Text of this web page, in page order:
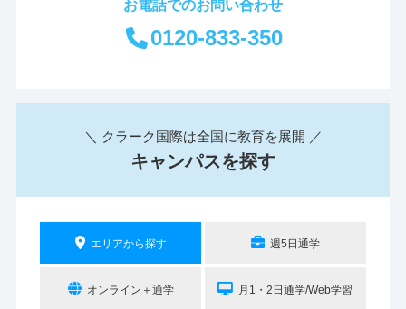
お電話でのお問い合わせ
0120-833-350
＼ クラーク国際は全国に教育を展開 ／
キャンパスを探す
エリアから探す 週5日通学
オンライン＋通学 月1・2日通学/Web学習